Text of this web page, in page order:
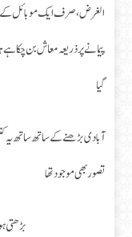
الغرض، صرف ایک موبائل کے
پیمانے پر ذریعہ معاش بن چکا
گیا
آبادی بڑھنے کے ساتھ ساتھ یہ
تصور بھی موجود تھا
بڑھتی